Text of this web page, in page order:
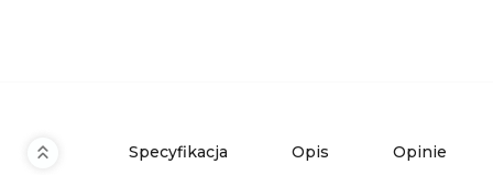
Specyfikacja Opis Opinie